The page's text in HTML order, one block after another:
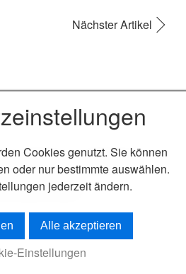
Nächster Artikel
Impressum Datenschutz
Sabine Vogel
Cookies genutzt. Sie können
oder nur bestimmte auswählen.
jederzeit ändern.
Alle akzeptieren
Einstellungen